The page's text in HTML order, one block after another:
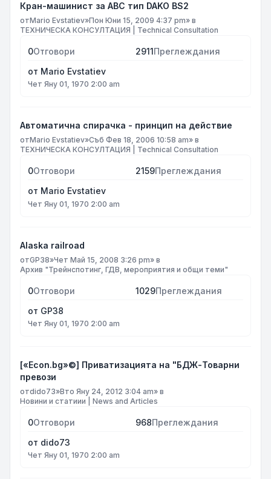
Кран-машинист за АВС тип DAKO BS2
отMario Evstatiev»Пон Юни 15, 2009 4:37 pm» в
ТЕХНИЧЕСКА КОНСУЛТАЦИЯ | Technical Consultation
0Отговори 2911Преглеждания
от Mario Evstatiev
Чет Яну 01, 1970 2:00 am
Автоматична спирачка - принцип на действие
отMario Evstatiev»Съб Фев 18, 2006 10:58 am» в
ТЕХНИЧЕСКА КОНСУЛТАЦИЯ | Technical Consultation
0Отговори 2159Преглеждания
от Mario Evstatiev
Чет Яну 01, 1970 2:00 am
Alaska railroad
отGP38»Чет Май 15, 2008 3:26 pm» в
Архив "Трейнспотинг, ГДВ, мероприятия и общи теми"
0Отговори 1029Преглеждания
от GP38
Чет Яну 01, 1970 2:00 am
[«Econ.bg»©] Приватизацията на "БДЖ-Товарни
превози
отdido73»Вто Яну 24, 2012 3:04 am» в
Новини и статиии | News and Articles
0Отговори 968Преглеждания
от dido73
Чет Яну 01, 1970 2:00 am